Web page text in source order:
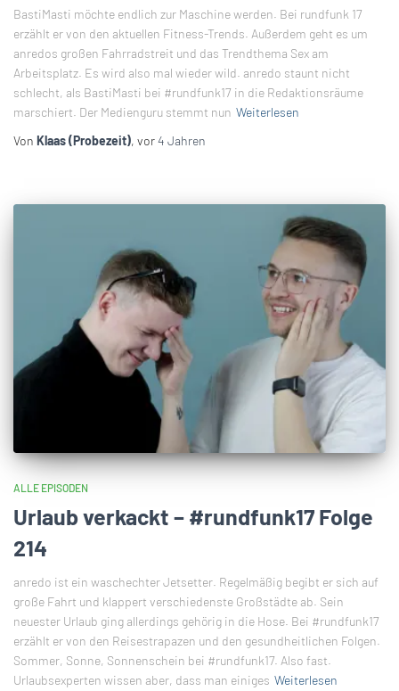
BastiMasti möchte endlich zur Maschine werden. Bei rundfunk 17
erzählt er von den aktuellen Fitness-Trends. Außerdem geht es um
anredos großen Fahrradstreit und das Trendthema Sex am
Arbeitsplatz. Es wird also mal wieder wild. anredo staunt nicht
schlecht, als BastiMasti bei #rundfunk17 in die Redaktionsräume
marschiert. Der Medienguru stemmt nun Weiterlesen
Von Klaas (Probezeit), vor4 Jahren
ALLE EPISODEN
Urlaub verkackt – #rundfunk17 Folge
214
anredo ist ein waschechter Jetsetter. Regelmäßig begibt er sich auf
große Fahrt und klappert verschiedenste Großstädte ab. Sein
neuester Urlaub ging allerdings gehörig in die Hose. Bei #rundfunk17
erzählt er von den Reisestrapazen und den gesundheitlichen Folgen.
Sommer, Sonne, Sonnenschein bei #rundfunk17. Also fast.
Urlaubsexperten wissen aber, dass man einiges Weiterlesen